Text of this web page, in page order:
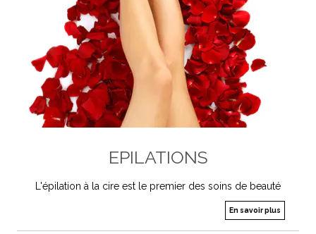
EPILATIONS
L'épilation à la cire est le premier des soins de beauté
En savoir plus